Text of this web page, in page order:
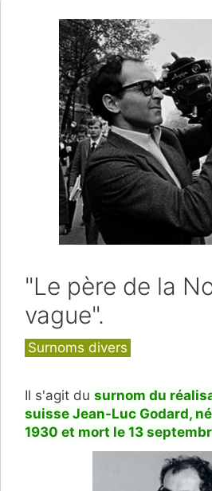
"Le père de la
vague".
Catégories
Surnoms divers
Il s'agit du surnom du
suisse Jean-Luc Godard,
1930 et mort le 13